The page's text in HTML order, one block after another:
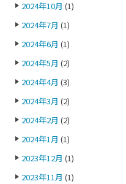
2024年10月 (1)
2024年7月 (1)
2024年6月 (1)
2024年5月 (2)
2024年4月 (3)
2024年3月 (2)
2024年2月 (2)
2024年1月 (1)
2023年12月 (1)
2023年11月 (1)